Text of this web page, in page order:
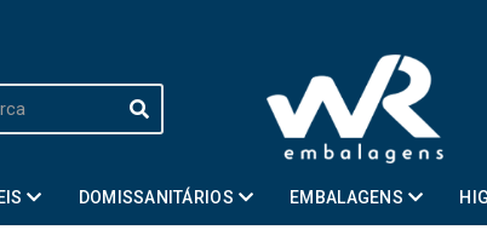
DOMISSANITÁRIOS EMBALAGENS